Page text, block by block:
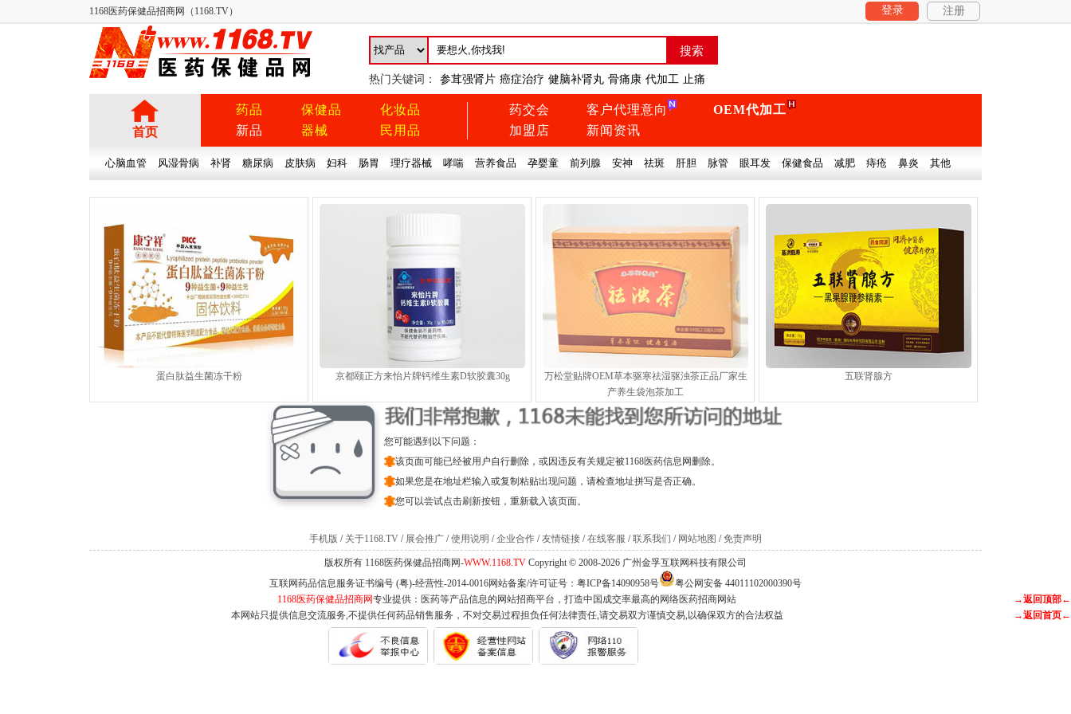
1168医药保健品招商网（1168.TV） 登录 注册
热门关键词： 参茸强肾片 癌症治疗 健脑补肾丸 骨痛康 代加工 止痛
首页
药品
新品
保健品
器械
化妆品
民用品
药交会
加盟店
客户代理意向
新闻资讯
OEM代加工
心脑血管 风湿骨病 补肾 糖尿病 皮肤病 妇科 肠胃 理疗器械 哮喘 营养食品 孕婴童 前列腺 安神 祛斑 肝胆 脉管 眼耳发 保健食品 减肥 痔疮 鼻炎 其他
蛋白肽益生菌冻干粉 京都颐正方来怡片牌钙维生素D软胶囊30g
万松堂贴牌OEM草本驱寒祛湿驱浊茶正品厂家生
产养生袋泡茶加工
五联肾腺方
您可能遇到以下问题：
该页面可能已经被用户自行删除，或因违反有关规定被1168医药信息网删除。
如果您是在地址栏输入或复制粘贴出现问题，请检查地址拼写是否正确。
您可以尝试点击刷新按钮，重新载入该页面。
手机版 / 关于1168.TV / 展会推广 /使用说明 /企业合作 /友情链接 /在线客服 /联系我们 / 网站地图 /免责声明
版权所有 1168医药保健品招商网-WWW.1168.TV Copyright © 2008-2026 广州金孚互联网科技有限公司
互联网药品信息服务证书编号 (粤)-经营性-2014-0016网站备案/许可证号： 粤ICP备14090958号
粤公网安备 44011102000390号
1168医药保健品招商网专业提供：医药等产品信息的网站招商平台，打造中国成交率最高的网络医药招商网站
→返回顶部←
本网站只提供信息交流服务,不提供任何药品销售服务，不对交易过程担负任何法律责任,请交易双方谨慎交易,以确保双方的合法权益
→返回首页←